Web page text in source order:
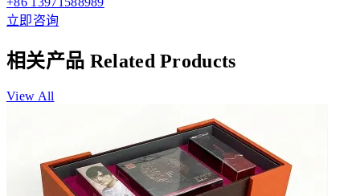
立即咨询
相关产品 Related Products
View All